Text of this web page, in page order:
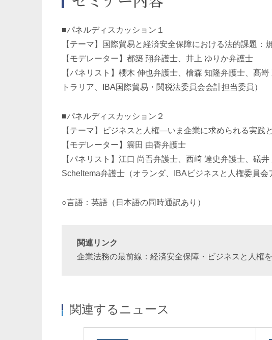
■パネルディスカッション１
【テーマ】国際貿易と経済安全保障における法的課題：
【モデレーター】都築 翔弁護士、井上 ゆりか弁護士
【パネリスト】櫻木 伸也弁護士、檜森 知隆弁護士、髙
トラリア、IBA国際貿易・関税法委員会会計担当委員）
■パネルディスカッション２
【テーマ】ビジネスと人権―いま企業に求められる実践
【モデレーター】簑田 由香弁護士
【パネリスト】江口 尚吾弁護士、西﨑 達史弁護士、礒
Scheltema弁護士（オランダ、IBAビジネスと人権委員会
○言語：英語（日本語の同時通訳あり）
関連リンク
企業法務の最前線：経済安全保障・ビジネスと人権
関連するニュース